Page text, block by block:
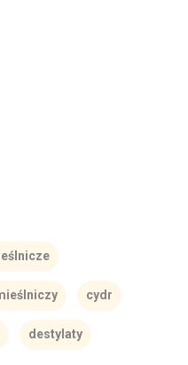
cydr
destylaty